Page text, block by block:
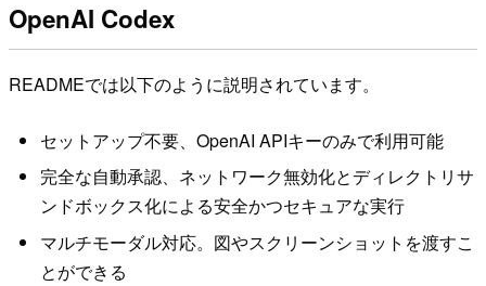
OpenAI Codex
READMEでは以下のように説明されています。
セットアップ不要、OpenAI APIキーのみで利用可能
完全な自動承認、ネットワーク無効化とディレクトリサ
ンドボックス化による安全かつセキュアな実行
マルチモーダル対応。図やスクリーンショットを渡すこ
とができる